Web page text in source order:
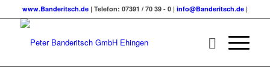
www.Banderitsch.de| Telefon: 07391 / 70 39 - 0 | info@Banderitsch.de |